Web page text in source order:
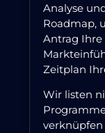
Analyse
Roadmap,
Antrag
Zeitplan
Wir listen